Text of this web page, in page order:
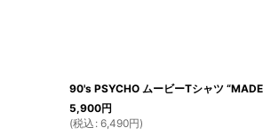
90's PSYCHO ムービーTシャツ
5,900円
(税込 : 6,490円)